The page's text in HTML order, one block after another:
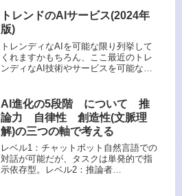
なり得ます。以下に、そのようなツー
ルのいくつかを列挙します：個人が
マ...
トレンドのAIサービス(2024年
版)
トレンディなAIを可能な限り列挙して
くれますかもちろん、ここ最近のトレ
ンディなAI技術やサービスを可能な限
ンドのAIサービス言語モデル・対話型
AIOpenAI GP...
AI進化の5段階 について 推
論力 自律性 創造性(文脈理
解)の三つの軸で考える
レベル1：チャットボット自然言語での
対話が可能だが、タスクは単発的で指
示依存型。レベル2：推論者